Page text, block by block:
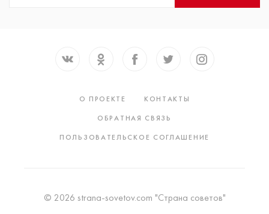
О ПРОЕКТЕ
КОНТАКТЫ
ОБРАТНАЯ СВЯЗЬ
ПОЛЬЗОВАТЕЛЬСКОЕ СОГЛАШЕНИЕ
© 2026 strana-sovetov.com "Страна советов"